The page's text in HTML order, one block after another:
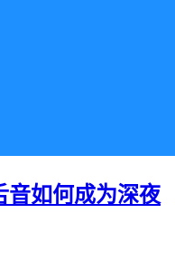
音如何成为深夜